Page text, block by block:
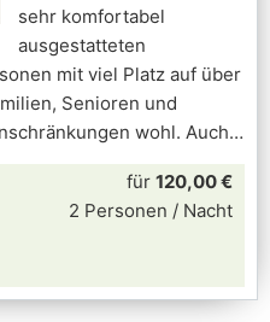
sehr komfortabel
ausgestatteten
mit viel Platz auf über
Senioren und
wohl. Auch
für 120,00 €
2 Personen / Nacht